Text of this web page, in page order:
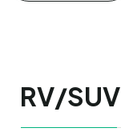
RV/SUV